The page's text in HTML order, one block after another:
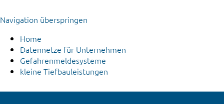
Navigation überspringen
Home
Datennetze für Unternehmen
Gefahrenmeldesysteme
kleine Tiefbauleistungen